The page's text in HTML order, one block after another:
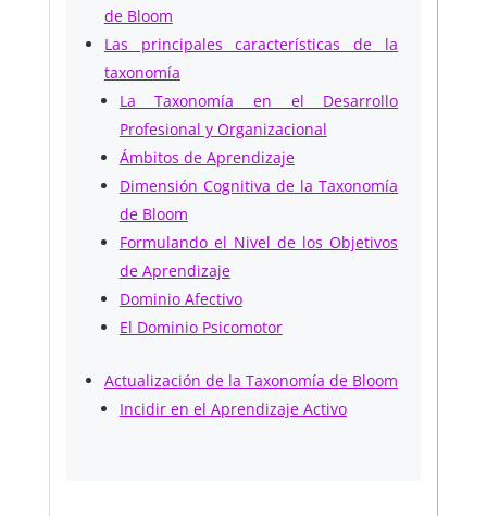
de Bloom
Las principales características de la
taxonomía
La Taxonomía en el Desarrollo
Profesional y Organizacional
Ámbitos de Aprendizaje
Dimensión Cognitiva de la Taxonomía
de Bloom
Formulando el Nivel de los Objetivos
de Aprendizaje
Dominio Afectivo
El Dominio Psicomotor
Actualización de la Taxonomía de Bloom
Incidir en el Aprendizaje Activo